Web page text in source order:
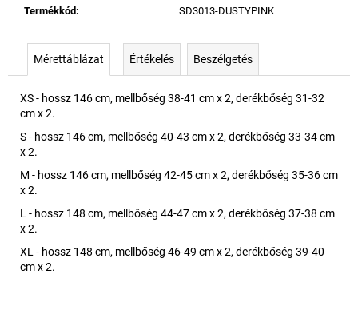
Termékkód: SD3013-DUSTYPINK
Mérettáblázat Értékelés Beszélgetés
XS - hossz 146 cm, mellbőség 38-41 cm x 2, derékbőség 31-32
cm x 2.
S - hossz 146 cm, mellbőség 40-43 cm x 2, derékbőség 33-34 cm
x 2.
M - hossz 146 cm, mellbőség 42-45 cm x 2, derékbőség 35-36 cm
x 2.
L - hossz 148 cm, mellbőség 44-47 cm x 2, derékbőség 37-38 cm
x 2.
XL - hossz 148 cm, mellbőség 46-49 cm x 2, derékbőség 39-40
cm x 2.